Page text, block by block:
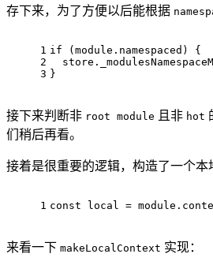
存下来，为了方便以后能根据
1
2
3
if ( module . namespaced ) {
  store.
}
接下来判断非 root module 且非 hot
们稍后再看。
接着是很重要的逻辑，构造了一个本
1 const local = module .
来看一下 makeLocalContext 实现：